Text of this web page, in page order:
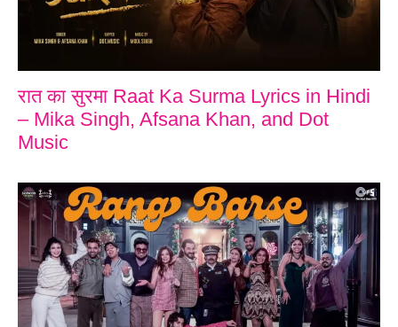
रात का सुरमा Raat Ka Surma Lyrics in Hindi
– Mika Singh, Afsana Khan, and Dot
Music